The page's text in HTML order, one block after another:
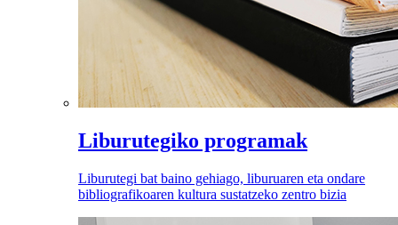
Liburutegiko programak
Liburutegi bat baino gehiago, liburuaren eta ondare
bibliografikoaren kultura sustatzeko zentro bizia